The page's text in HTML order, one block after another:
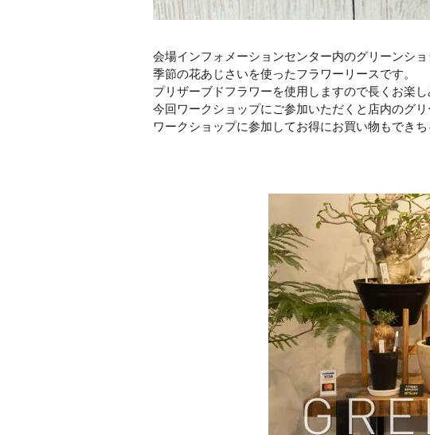
会場インフォメーションセンター内のグリーンシ
季節の花あじさいを使ったフラワーリースです。
プリザーブドフラワーを使用しますので長くお楽し
今回ワークショップにご参加いただくと店内のグ
ワークショップに参加してお得にお買い物もでき